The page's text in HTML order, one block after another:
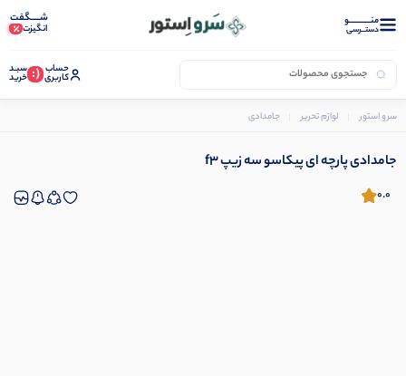
منــــــــــــو
دستــرسی
شـــــگفت
انگیزت
حساب
کاربری (: سبـد
خرید
سرو استور لوازم تحریر جامدادی
جامدادی پارچه ای پیکاسو سه زیپ f3
0.0